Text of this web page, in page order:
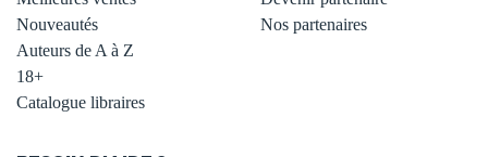
Nouveautés
Auteurs de A à Z
18+
Catalogue libraires
Nos partenaires